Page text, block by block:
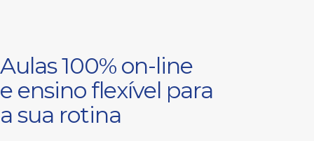
Aulas 100% on-line
e ensino flexível para
a sua rotina